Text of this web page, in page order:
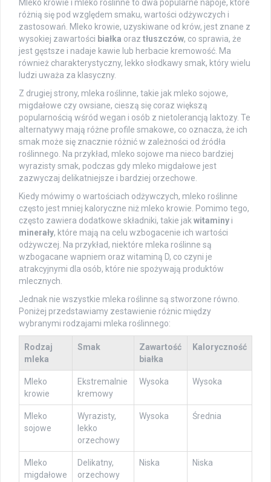
Mleko krowie i mleko roślinne to dwa popularne napoje, które
różnią się pod względem smaku, wartości odżywczych i
zastosowań. Mleko krowie, uzyskiwane od krów, jest znane z
wysokiej zawartości białka oraz tłuszczów, co sprawia, że
jest gęstsze i nadaje kawie lub herbacie kremowość. Ma
również charakterystyczny, lekko słodkawy smak, który wielu
ludzi uważa za klasyczny.
Z drugiej strony, mleka roślinne, takie jak mleko sojowe,
migdałowe czy owsiane, cieszą się coraz większą
popularnością wśród wegan i osób z nietolerancją laktozy. Te
alternatywy mają różne profile smakowe, co oznacza, że ich
smak może się znacznie różnić w zależności od źródła
roślinnego. Na przykład, mleko sojowe ma nieco bardziej
wyrazisty smak, podczas gdy mleko migdałowe jest
zazwyczaj delikatniejsze i bardziej orzechowe.
Kiedy mówimy o wartościach odżywczych, mleko roślinne
często jest mniej kaloryczne niż mleko krowie. Pomimo tego,
często zawiera dodatkowe składniki, takie jak witaminy i
minerały, które mają na celu wzbogacenie ich wartości
odżywczej. Na przykład, niektóre mleka roślinne są
wzbogacane wapniem oraz witaminą D, co czyni je
atrakcyjnymi dla osób, które nie spożywają produktów
mlecznych.
Jednak nie wszystkie mleka roślinne są stworzone równo.
Poniżej przedstawiamy zestawienie różnic między
wybranymi rodzajami mleka roślinnego:
Rodzaj
mleka
Smak
Zawartość
białka
Kaloryczność
Mleko
krowie
Ekstremalnie
kremowy
Wysoka Wysoka
Mleko
sojowe
Wyrazisty,
lekko
orzechowy
Wysoka Średnia
Mleko
migdałowe
Delikatny,
orzechowy
Niska Niska